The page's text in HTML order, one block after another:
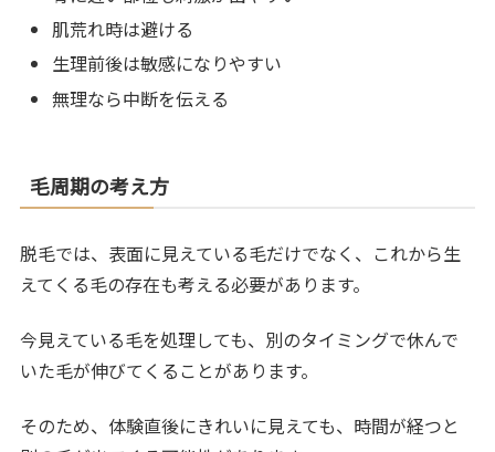
肌荒れ時は避ける
生理前後は敏感になりやすい
無理なら中断を伝える
毛周期の考え方
脱毛では、表面に見えている毛だけでなく、これから生
えてくる毛の存在も考える必要があります。
今見えている毛を処理しても、別のタイミングで休んで
いた毛が伸びてくることがあります。
そのため、体験直後にきれいに見えても、時間が経つと